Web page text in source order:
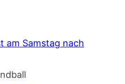
am Samstag nach